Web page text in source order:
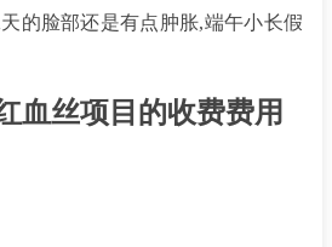
的脸部还是有点肿胀,端午小长假
血丝项目的收费费用